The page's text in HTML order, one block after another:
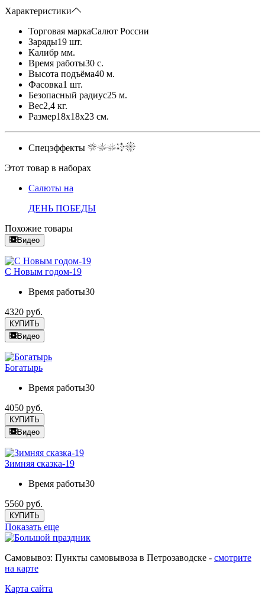
Характеристики
Торговая маркаСалют России
Заряды19 шт.
Калибр мм.
Время работы30 с.
Высота подъёма40 м.
Фасовка1 шт.
Безопасный радиус25 м.
Вес2,4 кг.
Размер18x18x23 см.
Спецэффекты
Этот товар в наборах
Салюты на
ДЕНЬ ПОБЕДЫ
Похожие товары
Видео
С Новым годом-19
Время работы30
4320 руб.
КУПИТЬ
Видео
Богатырь
Время работы30
4050 руб.
КУПИТЬ
Видео
Зимняя сказка-19
Время работы30
5560 руб.
КУПИТЬ
Показать еще
Самовывоз: Пункты самовывоза в Петрозаводске - смотрите
на карте
Карта сайта